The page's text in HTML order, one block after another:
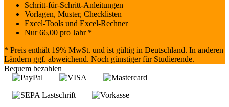
Schritt-für-Schritt-Anleitungen
Vorlagen, Muster, Checklisten
Excel-Tools und Excel-Rechner
Nur66,00 pro Jahr *
* Preis enthält 19% MwSt. und ist gültig in Deutschland. In anderen
Ländern ggf. abweichend. Noch günstiger für Studierende.
Bequem bezahlen